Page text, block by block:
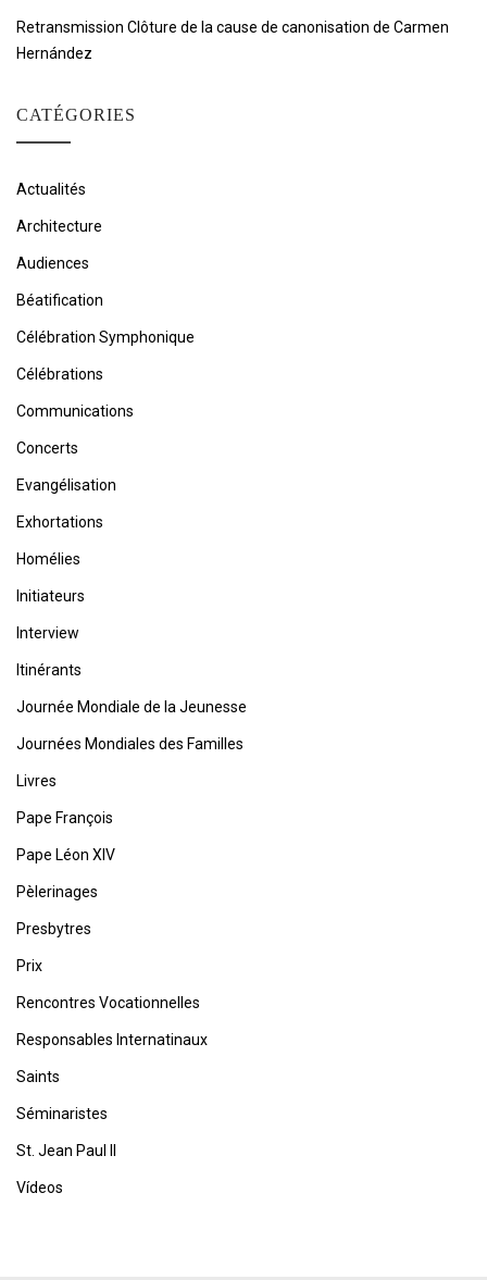
Retransmission Clôture de la cause de canonisation de Carmen
Hernández
CATÉGORIES
Actualités
Architecture
Audiences
Béatification
Célébration Symphonique
Célébrations
Communications
Concerts
Evangélisation
Exhortations
Homélies
Initiateurs
Interview
Itinérants
Journée Mondiale de la Jeunesse
Journées Mondiales des Familles
Livres
Pape François
Pape Léon XIV
Pèlerinages
Presbytres
Prix
Rencontres Vocationnelles
Responsables Internatinaux
Saints
Séminaristes
St. Jean Paul II
Vídeos